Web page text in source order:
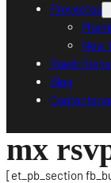
Proyectos
Miami
New
Ruedi
Blog
mx
[et_pb_section